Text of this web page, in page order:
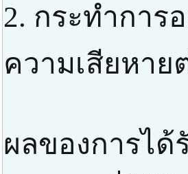
2. กระทำการ
ความเสียหา
ผลของการได้